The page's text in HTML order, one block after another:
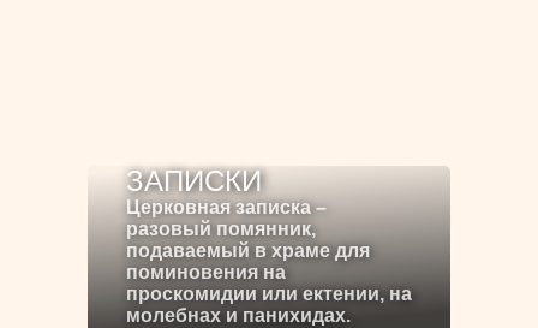
ЗАПИСКИ
Церковная записка –
разовый помянник,
подаваемый в храме для
поминовения на
проскомидии или ектении, на
молебнах и панихидах.